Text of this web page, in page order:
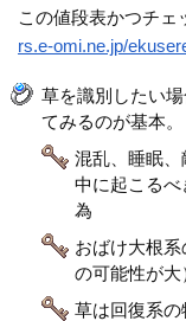
この値段表かつチ
rs.e-omi.ne.jp/
草を識別したい
てみるのが基本。
混乱、睡眠
中に起こる
為
おばけ大根
の可能性が大
草は回復系